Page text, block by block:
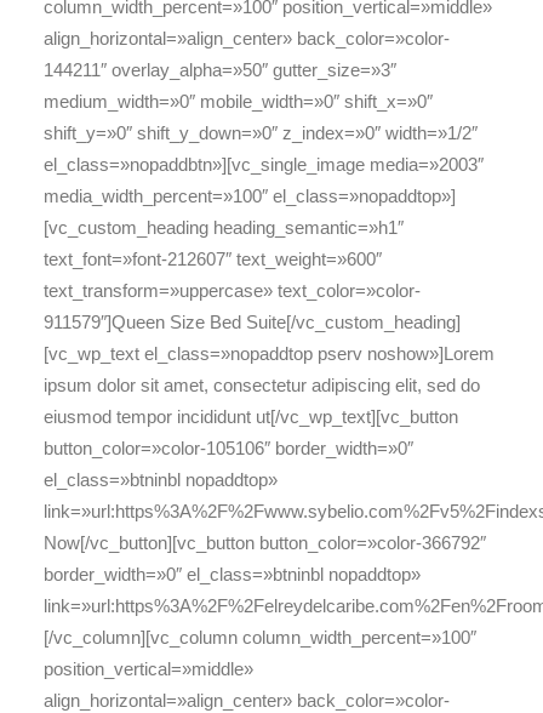
column_width_percent=»100″ position_vertical=»middle»
align_horizontal=»align_center» back_color=»color-
144211″ overlay_alpha=»50″ gutter_size=»3″
medium_width=»0″ mobile_width=»0″ shift_x=»0″
shift_y=»0″ shift_y_down=»0″ z_index=»0″ width=»1/2″
el_class=»nopaddbtn»][vc_single_image media=»2003″
media_width_percent=»100″ el_class=»nopaddtop»]
[vc_custom_heading heading_semantic=»h1″
text_font=»font-212607″ text_weight=»600″
text_transform=»uppercase» text_color=»color-
911579″]Queen Size Bed Suite[/vc_custom_heading]
[vc_wp_text el_class=»nopaddtop pserv noshow»]Lorem
ipsum dolor sit amet, consectetur adipiscing elit, sed do
eiusmod tempor incididunt ut[/vc_wp_text][vc_button
button_color=»color-105106″ border_width=»0″
el_class=»btninbl nopaddtop»
Now[/vc_button][vc_button button_color=»color-366792″
border_width=»0″ el_class=»btninbl nopaddtop»
[/vc_column][vc_column column_width_percent=»100″
position_vertical=»middle»
align_horizontal=»align_center» back_color=»color-